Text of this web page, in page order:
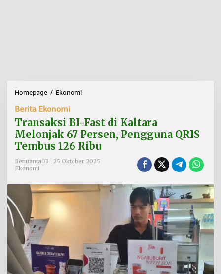
Homepage / Ekonomi
n
s
a
k
i
-
i
a
l
Berita Ekonomi
Transaksi BI-Fast di Kaltara
Melonjak 67 Persen, Pengguna QRIS
Tembus 126 Ribu
Benuanta03
25 Oktober 2025
Ekonomi